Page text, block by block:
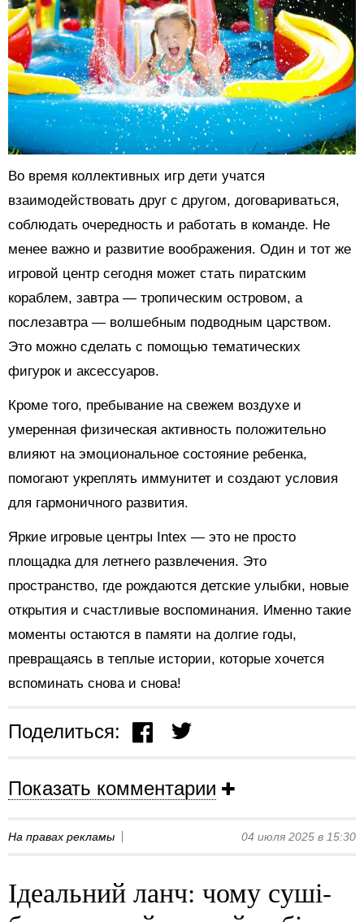
Во время коллективных игр дети учатся
взаимодействовать друг с другом, договариваться,
соблюдать очередность и работать в команде. Не
менее важно и развитие воображения. Один и тот же
игровой центр сегодня может стать пиратским
кораблем, завтра — тропическим островом, а
послезавтра — волшебным подводным царством.
Это можно сделать с помощью тематических
фигурок и аксессуаров.
Кроме того, пребывание на свежем воздухе и
умеренная физическая активность положительно
влияют на эмоциональное состояние ребенка,
помогают укреплять иммунитет и создают условия
для гармоничного развития.
Яркие игровые центры Intex — это не просто
площадка для летнего развлечения. Это
пространство, где рождаются детские улыбки, новые
открытия и счастливые воспоминания. Именно такие
моменты остаются в памяти на долгие годы,
превращаясь в теплые истории, которые хочется
вспоминать снова и снова!
Поделиться:
Показать комментарии
На правах рекламы 04 июля 2025 в 15:30
Ідеальний ланч: чому суші-